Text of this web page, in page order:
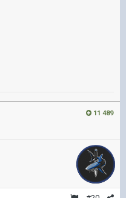
11 489